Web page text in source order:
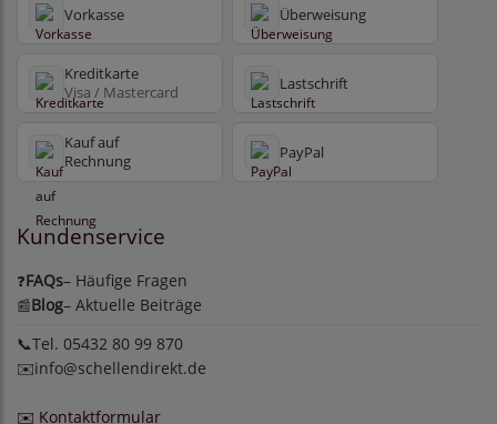
Vorkasse Überweisung
Kreditkarte
Visa / Mastercard Lastschrift
Kauf auf
Rechnung
PayPal
Kundenservice
❓FAQs– Häufige Fragen
📰Blog– Aktuelle Beiträge
📞Tel. 05432 80 99 870
✉️info@schellendirekt.de
✉️ Kontaktformular